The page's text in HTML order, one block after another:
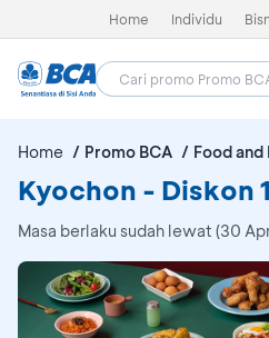
Home Individu
Home Promo BCA Food
Kyochon - Diskon
Masa berlaku sudah lewat (30